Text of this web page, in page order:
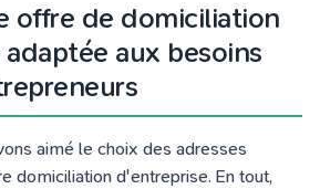
offre de domiciliation
aux besoins
aimé le choix des adresses
domiciliation d'entreprise. En tout,